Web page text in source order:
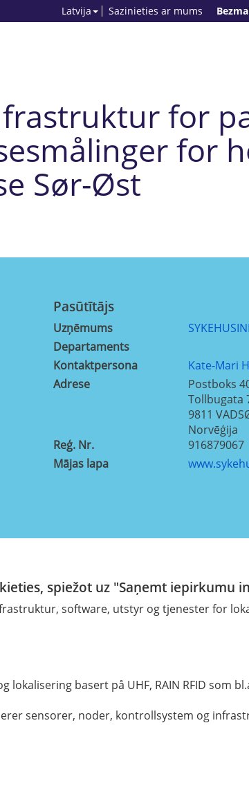
Sazinieties ar mums
Latvija
for
for
Sør-Øst
Pasūtītājs
Uzņēmums
Departaments
Kontaktpersona
Kate-Mari
Adrese
Postboks
Tollbugata
9811
Norvēģija
Reģ. Nr.
916879067
Mājas lapa
spiežot uz "Saņemt iepirkumu
software, utstyr og tjenester for
basert på UHF, RAIN RFID som
sensorer, noder, kontrollsystem og